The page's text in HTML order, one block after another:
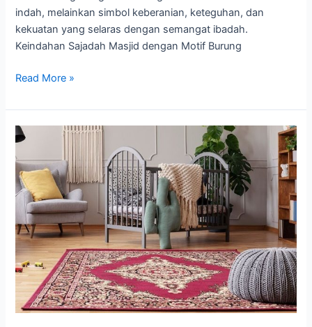
indah, melainkan simbol keberanian, keteguhan, dan
kekuatan yang selaras dengan semangat ibadah.
Keindahan Sajadah Masjid dengan Motif Burung
Read More »
Bahan
Ruang
Tamu